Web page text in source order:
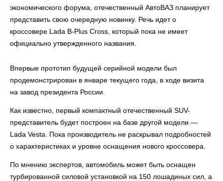
экономического форума, отечественный АвтоВАЗ планирует
представить свою очередную новинку. Речь идет о
кроссовере Lada B-Plus Cross, который пока не имеет
официально утвержденного названия.
Впервые прототип будущей серийной модели был
продемонстрирован в январе текущего года, в ходе визита
на завод президента России.
Как известно, первый компактный отечественный SUV-
представитель будет построен на базе другой модели —
Lada Vesta. Пока производитель не раскрывал подробностей
о характеристиках и уровне оснащения нового кроссовера.
По мнению экспертов, автомобиль может быть оснащен
турбированной силовой установкой на 150 лошадиных сил, а